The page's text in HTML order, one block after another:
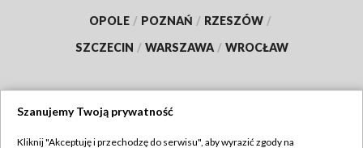
OPOLE / POZNAŃ / RZESZÓW /
SZCZECIN / WARSZAWA / WROCŁAW
Szanujemy Twoją prywatność
Kliknij "Akceptuję i przechodzę do serwisu", aby wyrazić zgody na